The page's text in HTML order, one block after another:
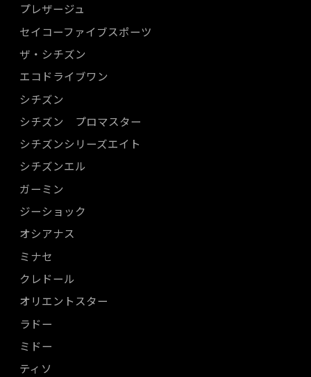
プレザージュ
セイコーファイブスポーツ
ザ・シチズン
エコドライブワン
シチズン
シチズン プロマスター
シチズンシリーズエイト
シチズンエル
ガーミン
ジーショック
オシアナス
ミナセ
クレドール
オリエントスター
ラドー
ミドー
ティソ